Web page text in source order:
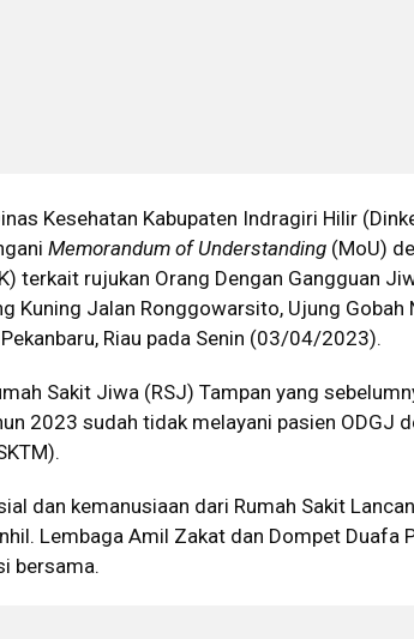
Kesehatan Kabupaten Indragiri Hilir
Memorandum of Understanding (MoU)
terkait rujukan Orang Dengan Gangguan
Kuning Jalan Ronggowarsito, Ujung Gobah
Riau pada Senin (03/04/2023).
Sakit Jiwa (RSJ) Tampan yang
2023 sudah tidak melayani pasien ODGJ
dan kemanusiaan dari Rumah Sakit
Lembaga Amil Zakat dan Dompet Duafa
bersama.